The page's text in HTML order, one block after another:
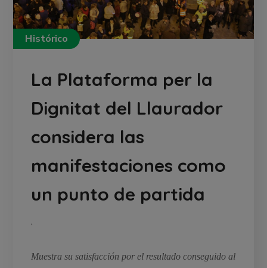
Histórico
La Plataforma per la
Dignitat del Llaurador
considera las
manifestaciones como
un punto de partida
‘
Muestra su satisfacción por el resultado conseguido al